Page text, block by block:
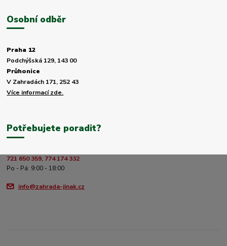
Osobní odběr
Praha 12
Podchýšská 129, 143 00
Průhonice
V Zahradách 171, 252 43
Více informací zde.
Potřebujete poradit?
721 650 359, 774 174 332
Po - Pá: 9:00 - 18:00
info@zahrada-jinak.cz